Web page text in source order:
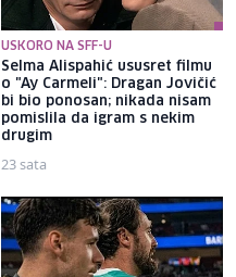
USKORO NA SFF-U
Selma Alispahić ususret filmu
o "Ay Carmeli": Dragan Jovičić
bi bio ponosan; nikada nisam
pomislila da igram s nekim
drugim
23 sata